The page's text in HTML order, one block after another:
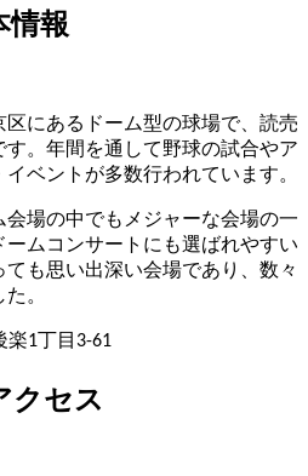
情報
にあるドーム型の球場で、読売
。年間を通して野球の試合やア
ベントが多数行われています。
場の中でもメジャーな会場の一
ムコンサートにも選ばれやすい
も思い出深い会場であり、数々
。
楽1丁目3-61
クセス